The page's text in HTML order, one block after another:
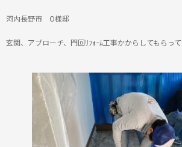
河内長野市 O様邸
玄関、アプローチ、門回ﾘﾌｫｰﾑ工事かからしてもらって